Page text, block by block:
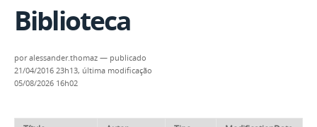
Biblioteca
poralessander.thomaz — publicado
21/04/2016 23h13, última modificação
05/08/2026 16h02